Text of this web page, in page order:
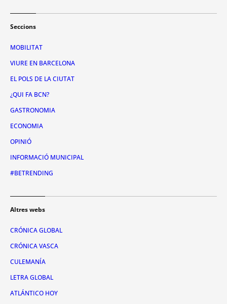
Seccions
MOBILITAT
VIURE EN BARCELONA
EL POLS DE LA CIUTAT
¿QUI FA BCN?
GASTRONOMIA
ECONOMIA
OPINIÓ
INFORMACIÓ MUNICIPAL
#BETRENDING
Altres webs
CRÓNICA GLOBAL
CRÓNICA VASCA
CULEMANÍA
LETRA GLOBAL
ATLÁNTICO HOY